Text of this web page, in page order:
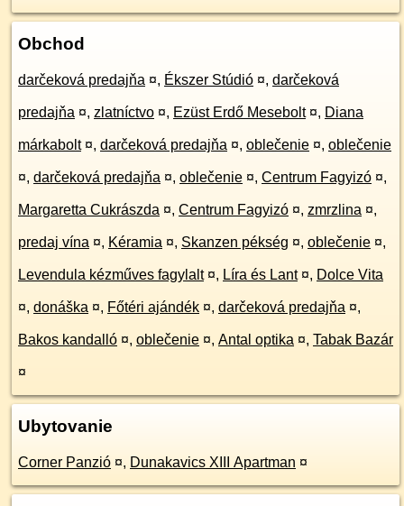
Obchod
darčeková predajňa ¤, Ékszer Stúdió ¤, darčeková
predajňa ¤, zlatníctvo ¤, Ezüst Erdő Mesebolt ¤, Diana
márkabolt ¤, darčeková predajňa ¤, oblečenie ¤, oblečenie
¤, darčeková predajňa ¤, oblečenie ¤, Centrum Fagyizó ¤,
Margaretta Cukrászda ¤, Centrum Fagyizó ¤, zmrzlina ¤,
predaj vína ¤, Kéramia ¤, Skanzen pékség ¤, oblečenie ¤,
Levendula kézműves fagylalt ¤, Líra és Lant ¤, Dolce Vita
¤, donáška ¤, Főtéri ajándék ¤, darčeková predajňa ¤,
Bakos kandalló ¤, oblečenie ¤, Antal optika ¤, Tabak Bazár
¤
Ubytovanie
Corner Panzió ¤, Dunakavics XIII Apartman ¤